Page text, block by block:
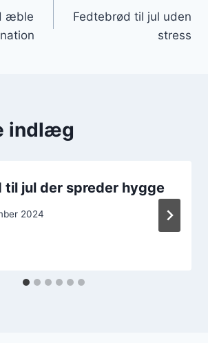
æble
Fedtebrød til jul uden
stress
indlæg
til jul der spreder hygge
2024